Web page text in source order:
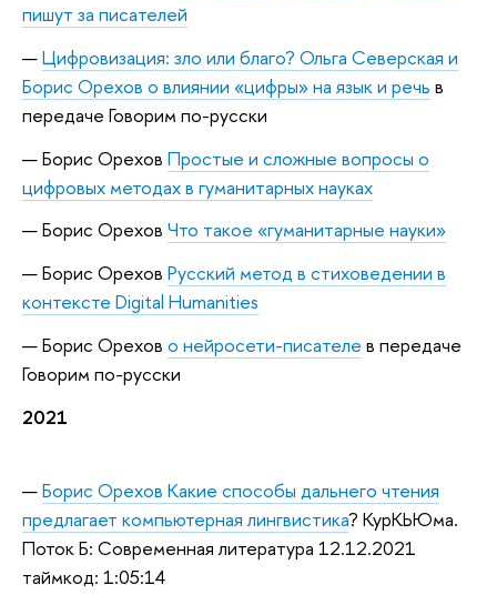
пишут за писателей
Цифровизация: зло или благо? Ольга Северская и
Борис Орехов о влиянии «цифры» на язык и речь в
передаче Говорим по-русски
Борис Орехов Простые и сложные вопросы о
цифровых методах в гуманитарных науках
Борис Орехов Что такое «гуманитарные науки»
Борис Орехов Русский метод в стиховедении в
контексте Digital Humanities
Борис Орехов о нейросети-писателе в передаче
Говорим по-русски
2021
Борис Орехов Какие способы дальнего чтения
предлагает компьютерная лингвистика? КурКЬЮма.
Поток Б: Современная литература 12.12.2021
таймкод: 1:05:14